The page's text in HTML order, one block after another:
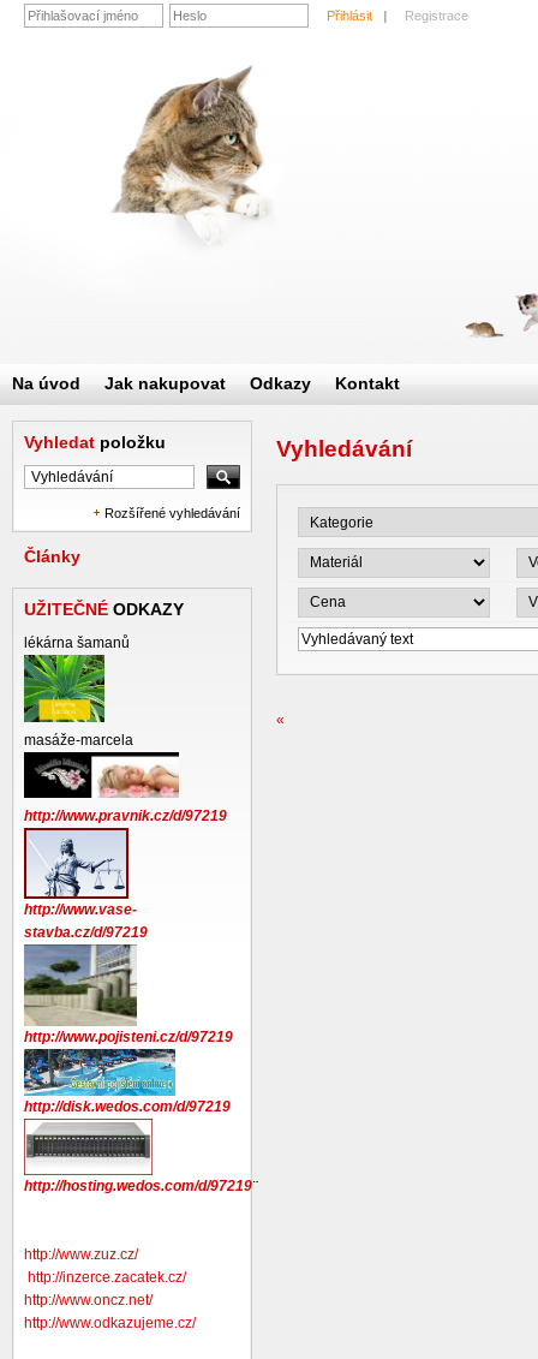
Přihlásit Registrace
Vyhledat položku
Rozšířené vyhledávání
Články
UŽITEČNÉ ODKAZY
lékárna šamanů
masáže-marcela
http://www.pravnik.cz/d/97219
http://www.vase-
stavba.cz/d/97219
http://www.pojisteni.cz/d/97219
http://disk.wedos.com/d/97219
http://hosting.wedos.com/d/97219¨
http://www.zuz.cz/
http://inzerce.zacatek.cz/
http://www.oncz.net/
http://www.odkazujeme.cz/
Vyhledávání
«
Na úvod Jak nakupovat Odkazy Kontakt